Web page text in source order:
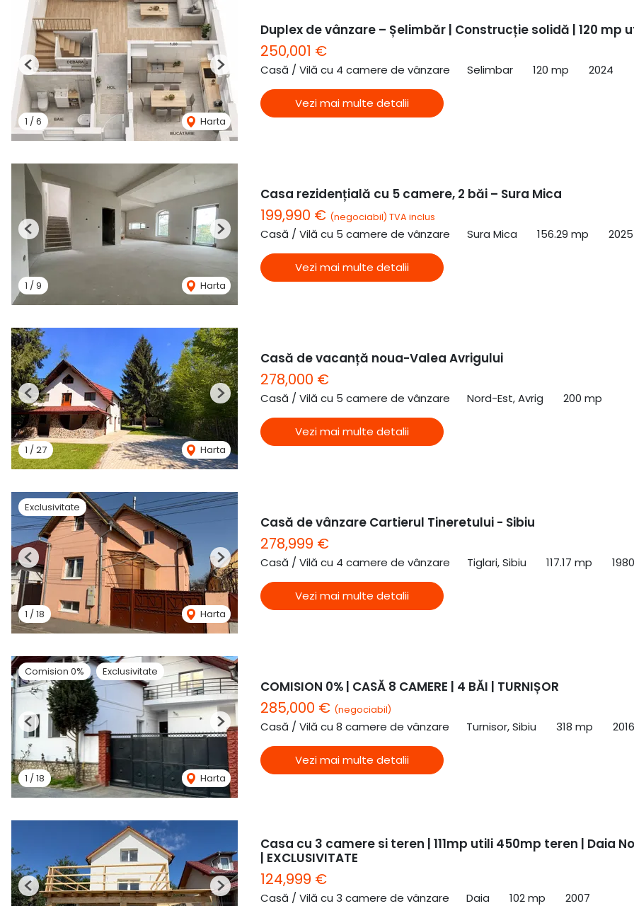
1 /6 Harta
Previous Next
Duplex de vânzare – Șelimbăr | Construcție solidă | 120 mp
250,001 €
Casă / Vilă cu 4 camere de vânzare Selimbar 120 mp 2024
Vezi mai multe detalii
1 /9 Harta
Previous Next
Casa rezidențială cu 5 camere, 2 băi – Sura Mica
199,990 € (negociabil) TVA inclus
Casă / Vilă cu 5 camere de vânzare Sura Mica 156.29 mp 2025
Vezi mai multe detalii
1 /27 Harta
Previous Next
Casă de vacanță noua-Valea Avrigului
278,000 €
Casă / Vilă cu 5 camere de vânzare Nord-Est, Avrig 200 mp
Vezi mai multe detalii
Exclusivitate
1 /18 Harta
Previous Next
Casă de vânzare Cartierul Tineretului - Sibiu
278,999 €
Casă / Vilă cu 4 camere de vânzare Tiglari, Sibiu 117.17 mp 1980
Vezi mai multe detalii
Comision 0% Exclusivitate
1 /18 Harta
Previous Next
COMISION 0% | CASĂ 8 CAMERE | 4 BĂI | TURNIȘOR
285,000 € (negociabil)
Casă / Vilă cu 8 camere de vânzare Turnisor, Sibiu 318 mp 2016
Vezi mai multe detalii
Previous Next
Casa cu 3 camere si teren | 111mp utili 450mp teren | Daia
| EXCLUSIVITATE
124,999 €
Casă / Vilă cu 3 camere de vânzare Daia 102 mp 2007